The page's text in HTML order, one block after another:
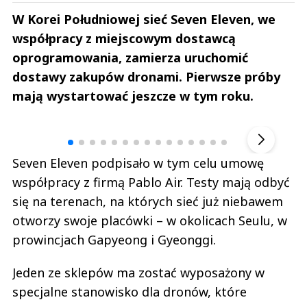
W Korei Południowej sieć Seven Eleven, we
współpracy z miejscowym dostawcą
oprogramowania, zamierza uruchomić
dostawy zakupów dronami. Pierwsze próby
mają wystartować jeszcze w tym roku.
Seven Eleven podpisało w tym celu umowę
współpracy z firmą Pablo Air. Testy mają odbyć
się na terenach, na których sieć już niebawem
otworzy swoje placówki – w okolicach Seulu, w
prowincjach Gapyeong i Gyeonggi.
Jeden ze sklepów ma zostać wyposażony w
specjalne stanowisko dla dronów, które